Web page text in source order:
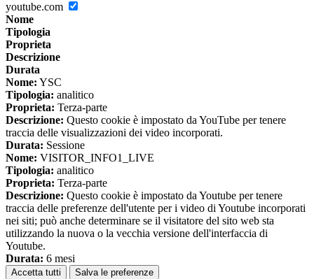
youtube.com
Nome
Tipologia
Proprieta
Descrizione
Durata
Nome: YSC
Tipologia: analitico
Proprieta: Terza-parte
Descrizione: Questo cookie è impostato da YouTube per tenere
traccia delle visualizzazioni dei video incorporati.
Durata: Sessione
Nome: VISITOR_INFO1_LIVE
Tipologia: analitico
Proprieta: Terza-parte
Descrizione: Questo cookie è impostato da Youtube per tenere
traccia delle preferenze dell'utente per i video di Youtube incorporati
nei siti; può anche determinare se il visitatore del sito web sta
utilizzando la nuova o la vecchia versione dell'interfaccia di
Youtube.
Durata: 6 mesi
Accetta tutti Salva le preferenze